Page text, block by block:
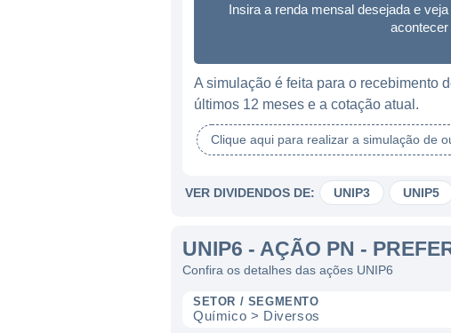
Insira a renda mensal desejada e
acontecer
A simulação é feita para o recebimento
últimos 12 meses e a cotação atual.
Clique aqui para realizar a simulação de
VER DIVIDENDOS DE: UNIP3 UNIP5
UNIP6 - AÇÃO PN -
Confira os detalhes das ações UNIP6
SETOR / SEGMENTO
Químico > Diversos